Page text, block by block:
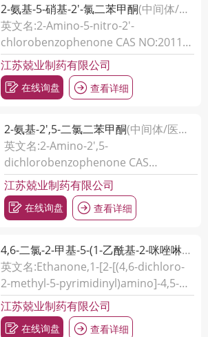
2-氨基-5-硝基-2'-氯二苯甲酮(中间体/医药中...)
英文名:2-Amino-5-nitro-2'-
chlorobenzophenone CAS NO:2011-
66-7
江苏兢业制药有限公司
在线询盘 查看详细
2-氨基-2',5-二氯二苯甲酮(中间体/医药中间体)
英文名:2-Amino-2',5-
dichlorobenzophenone CAS
NO:2958-36-3
江苏兢业制药有限公司
在线询盘 查看详细
4,6-二氯-2-甲基-5-(1-乙酰基-2-咪唑啉-2)-氨基嘧啶
英文名:Ethanone,1-[2-[(4,6-dichloro-
2-methyl-5-pyrimidinyl)amino]-4,5-
dihydro-1H-imidazol-1-yl]- CAS
NO:75438-54-9
江苏兢业制药有限公司
在线询盘 查看详细